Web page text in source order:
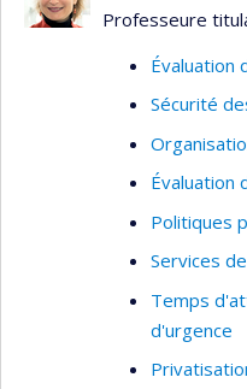
Professeure
Évaluation
Sécurité
Évaluation
Politiques
Services
Temps
d'urgence